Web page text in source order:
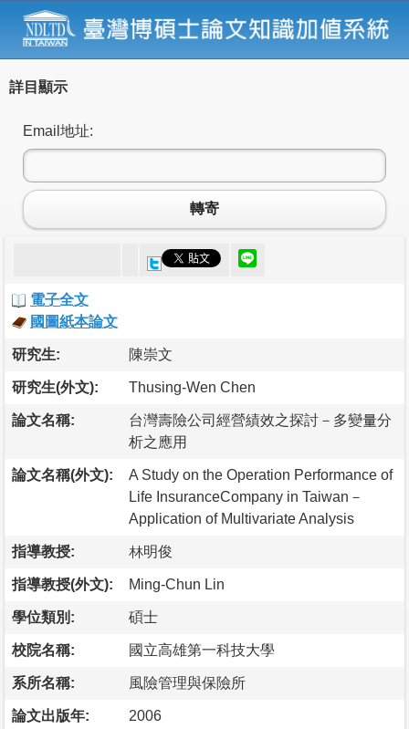
詳目顯示
Email地址:
轉寄
電子全文
國圖紙本論文
研究生: 陳崇文
研究生(外文): Thusing-Wen Chen
論文名稱:
台灣壽險公司經營績效之探討－多變量分
析之應用
論文名稱(外文):
A Study on the Operation Performance of
Life InsuranceCompany in Taiwan－
Application of Multivariate Analysis
指導教授: 林明俊
指導教授(外文): Ming-Chun Lin
學位類別: 碩士
校院名稱: 國立高雄第一科技大學
系所名稱: 風險管理與保險所
論文出版年: 2006